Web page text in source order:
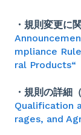
・規則変更に
mpliance
ral Products“
・規則の詳細
Qualification
rages, and